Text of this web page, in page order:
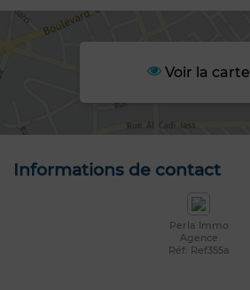
Voir la carte
Informations de contact
Perla Immo
Agence
Réf: Ref355a